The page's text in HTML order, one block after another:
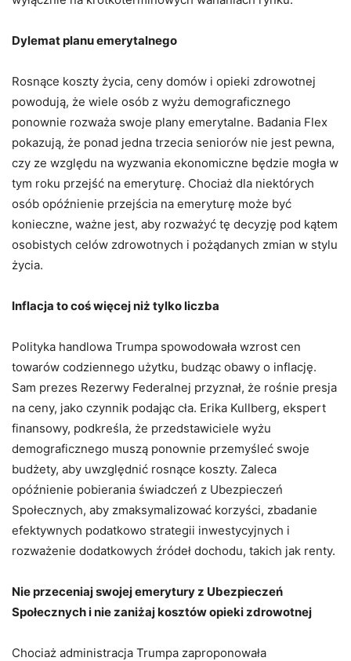
Dylemat planu emerytalnego
Rosnące koszty życia, ceny domów i opieki zdrowotnej
powodują, że wiele osób z wyżu demograficznego
ponownie rozważa swoje plany emerytalne. Badania Flex
pokazują, że ponad jedna trzecia seniorów nie jest pewna,
czy ze względu na wyzwania ekonomiczne będzie mogła w
tym roku przejść na emeryturę. Chociaż dla niektórych
osób opóźnienie przejścia na emeryturę może być
konieczne, ważne jest, aby rozważyć tę decyzję pod kątem
osobistych celów zdrowotnych i pożądanych zmian w stylu
życia.
Inflacja to coś więcej niż tylko liczba
Polityka handlowa Trumpa spowodowała wzrost cen
towarów codziennego użytku, budząc obawy o inflację.
Sam prezes Rezerwy Federalnej przyznał, że rośnie presja
na ceny, jako czynnik podając cła. Erika Kullberg, ekspert
finansowy, podkreśla, że ​​przedstawiciele wyżu
demograficznego muszą ponownie przemyśleć swoje
budżety, aby uwzględnić rosnące koszty. Zaleca
opóźnienie pobierania świadczeń z Ubezpieczeń
Społecznych, aby zmaksymalizować korzyści, zbadanie
efektywnych podatkowo strategii inwestycyjnych i
rozważenie dodatkowych źródeł dochodu, takich jak renty.
Nie przeceniaj swojej emerytury z Ubezpieczeń
Społecznych i nie zaniżaj kosztów opieki zdrowotnej
Chociaż administracja Trumpa zaproponowała